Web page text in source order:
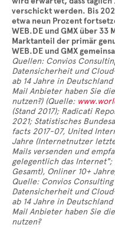
verschickt werden. Bis
etwa neun Prozent
WEB.DE und GMX über 33
Marktanteil der primär
WEB.DE und GMX
Quellen: Convios
Datensicherheit und
ab 14 Jahre in
Mail Anbieter haben Sie
nutzen?) (Quelle:
(Stand 2017); Radicati
2021; Statistisches
facts 2017-07, United
Jahre (Internetnutzer
Mails versenden und
gelegentlich das Internet";
Gesamt), Onliner 10+
Quelle: Convios
Datensicherheit und
ab 14 Jahre in
Mail Anbieter haben Sie
nutzen?